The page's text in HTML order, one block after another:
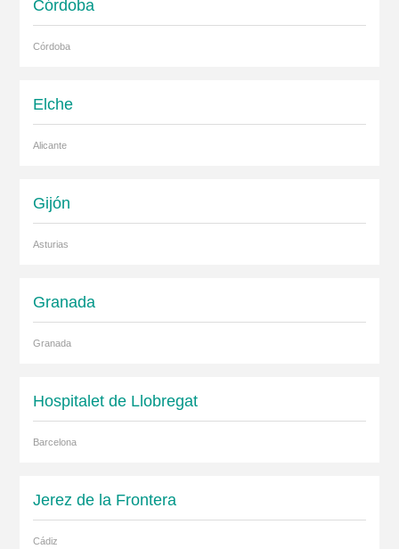
Córdoba
Córdoba
Elche
Alicante
Gijón
Asturias
Granada
Granada
Hospitalet de Llobregat
Barcelona
Jerez de la Frontera
Cádiz